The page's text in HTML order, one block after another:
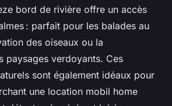
bord de rivière offre un accès
: parfait pour les balades au
des oiseaux ou la
paysages verdoyants. Ces
sont également idéaux pour
une location mobil home